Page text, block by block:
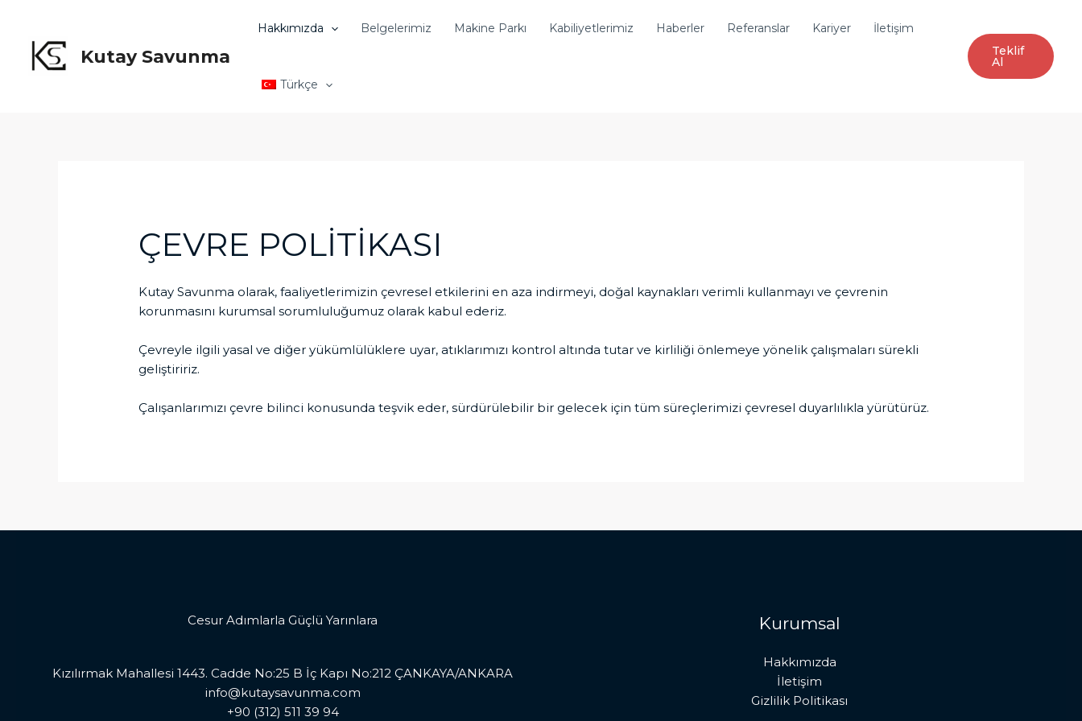
Kutay Savunma
Hakkımızda Belgelerimiz Makine Parkı Kabiliyetlerimiz Haberler Referanslar Kariyer İletişim
Türkçe
Teklif
Al
ÇEVRE POLİTİKASI
Kutay Savunma olarak, faaliyetlerimizin çevresel etkilerini en aza indirmeyi, doğal kaynakları verimli kullanmayı ve çevrenin
korunmasını kurumsal sorumluluğumuz olarak kabul ederiz.
Çevreyle ilgili yasal ve diğer yükümlülüklere uyar, atıklarımızı kontrol altında tutar ve kirliliği önlemeye yönelik çalışmaları sürekli
geliştiririz.
Çalışanlarımızı çevre bilinci konusunda teşvik eder, sürdürülebilir bir gelecek için tüm süreçlerimizi çevresel duyarlılıkla yürütürüz.
Cesur Adımlarla Güçlü Yarınlara
Kızılırmak Mahallesi 1443. Cadde No:25 B İç Kapı No:212 ÇANKAYA/ANKARA
info@kutaysavunma.com
+90 (312) 511 39 94
Kurumsal
Hakkımızda
İletişim
Gizlilik Politikası